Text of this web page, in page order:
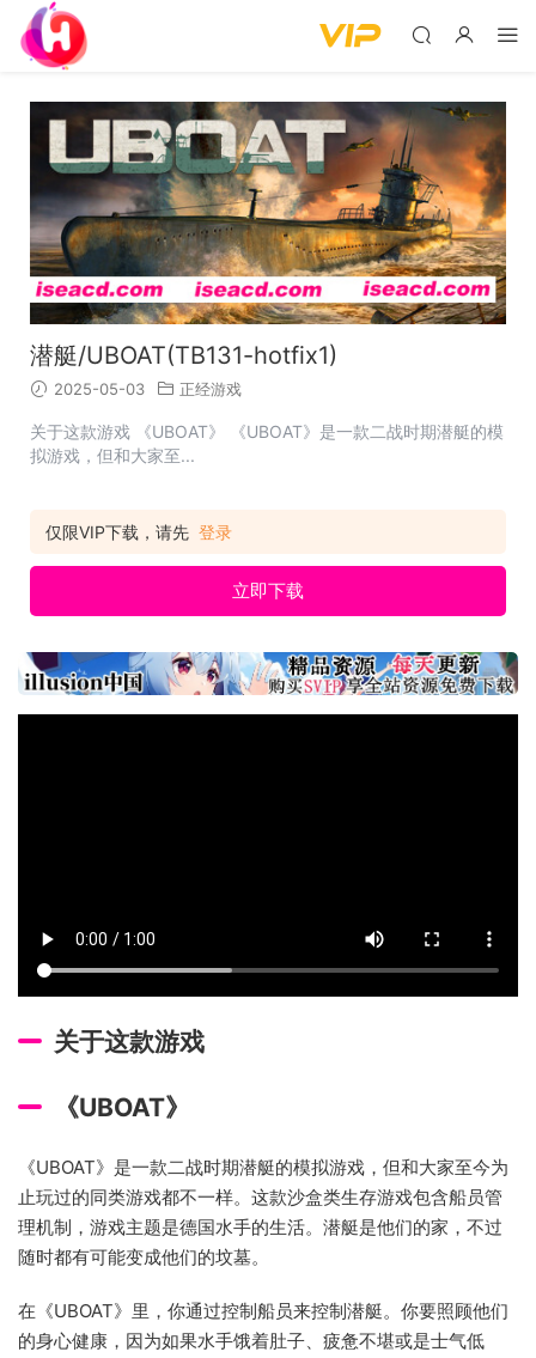
潜艇/UBOAT(TB131-hotfix1)
2025-05-03 正经游戏
关于这款游戏 《UBOAT》 《UBOAT》是一款二战时期潜艇的模
拟游戏，但和大家至...
仅限VIP下载，请先 登录
立即下载
关于这款游戏
《UBOAT》
《UBOAT》是一款二战时期潜艇的模拟游戏，但和大家至今为
止玩过的同类游戏都不一样。这款沙盒类生存游戏包含船员管
理机制，游戏主题是德国水手的生活。潜艇是他们的家，不过
随时都有可能变成他们的坟墓。
在《UBOAT》里，你通过控制船员来控制潜艇。你要照顾他们
的身心健康，因为如果水手饿着肚子、疲惫不堪或是士气低